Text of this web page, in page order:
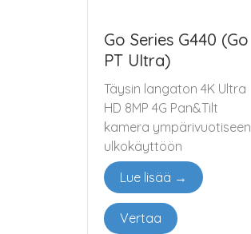
Go Series G440 (Go
PT Ultra)
Täysin langaton 4K Ultra
HD 8MP 4G Pan&Tilt
kamera ympärivuotiseen
ulkokäyttöön
Lue lisää →
Vertaa